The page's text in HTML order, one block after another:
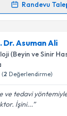
Takvim
Randevu
Takvimi Talebi
Yürükiçin
bu uzmandan
e-posta
Dr. Asuman Ali
(Beyin ve Sinir
(2 Değerlendirme)
ve tedavi
İşini...